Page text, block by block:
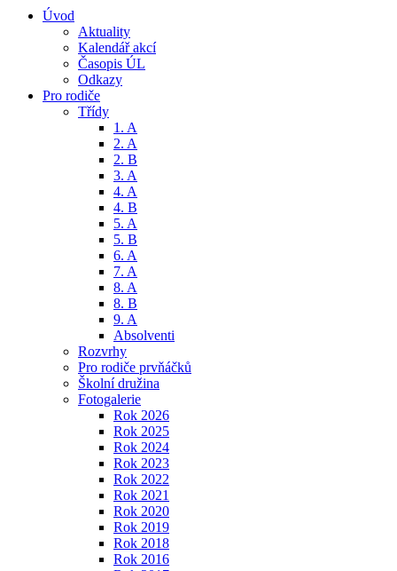
Úvod
Aktuality
Kalendář akcí
Časopis ÚL
Odkazy
Pro rodiče
Třídy
1. A
2. A
2. B
3. A
4. A
4. B
5. A
5. B
6. A
7. A
8. A
8. B
9. A
Absolventi
Rozvrhy
Pro rodiče prvňáčků
Školní družina
Fotogalerie
Rok 2026
Rok 2025
Rok 2024
Rok 2023
Rok 2022
Rok 2021
Rok 2020
Rok 2019
Rok 2018
Rok 2016